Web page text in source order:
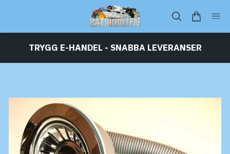
TRYGG E-HANDEL - SNABBA LEVERANSER